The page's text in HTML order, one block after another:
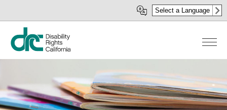
to
content
Select a Language